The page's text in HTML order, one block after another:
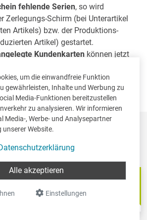
um die einwandfreie Funktion
gewährleisten, Inhalte und Werbung zu
Media-Funktionen bereitzustellen
zu analysieren. Wir informieren
Media-, Werbe- und Analysepartner
unserer Website.
Einstellungen
Alle akzeptieren
fehlende Serien, so wird
Zerlegungs-Schirm (bei Unterartikel
Artikels) bzw. der Produktions-
Artikel) gestartet.
Kundenkarten können jetzt
die Karte gebucht wurden).
Lösungen
Blick
Trade-in
Warenwirtschaft &
Rechnungsstellung